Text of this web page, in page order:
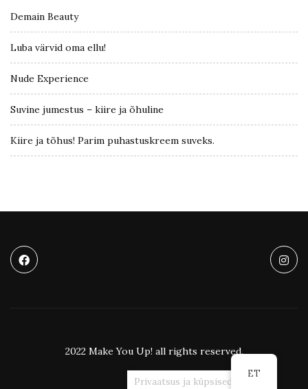
Demain Beauty
Luba värvid oma ellu!
Nude Experience
Suvine jumestus – kiire ja õhuline
Kiire ja tõhus! Parim puhastuskreem suveks.
2022 Make You Up! all rights reserved.
Privaatsus ja küpsised
ET